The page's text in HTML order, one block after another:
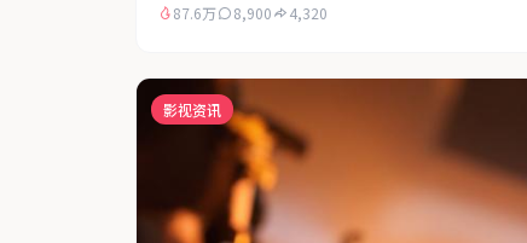
87.6万 8,900 4,320
影视资讯